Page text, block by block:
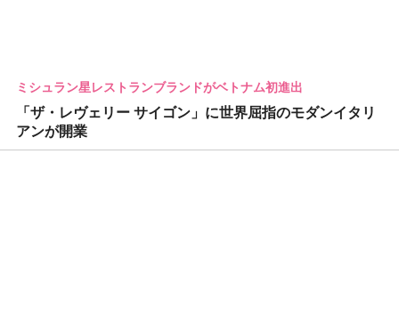
ミシュラン星レストランブランドがベトナム初進出
「ザ・レヴェリー サイゴン」に世界屈指のモダンイタリ
アンが開業